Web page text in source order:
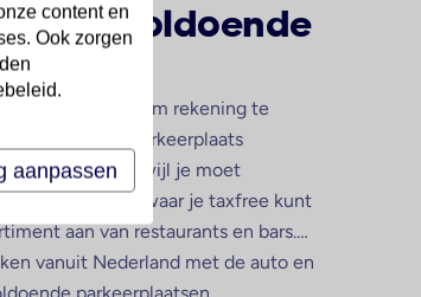
met voldoende
is belangrijk om rekening te
beste een parkeerplaats
te vervelen terwijl je moet
waar je taxfree kunt
aan van restaurants en bars.
vanuit Nederland met de auto en
content en
Ook zorgen
aanpassen